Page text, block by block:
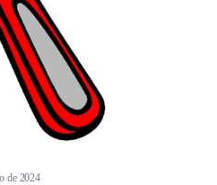
de 2024